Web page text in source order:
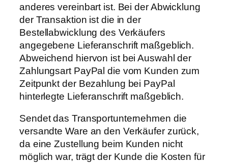
anderes vereinbart ist. Bei der Abwicklung
der Transaktion ist die in der
Bestellabwicklung des Verkäufers
angegebene Lieferanschrift maßgeblich.
Abweichend hiervon ist bei Auswahl der
Zahlungsart PayPal die vom Kunden zum
Zeitpunkt der Bezahlung bei PayPal
hinterlegte Lieferanschrift maßgeblich.
Sendet das Transportunternehmen die
versandte Ware an den Verkäufer zurück,
da eine Zustellung beim Kunden nicht
möglich war, trägt der Kunde die Kosten für